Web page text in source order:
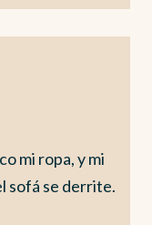
mi ropa, y mi
sofá se derrite.